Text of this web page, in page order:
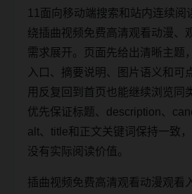
11面向移动端搜索和站内连续阅
绕插曲视频免费高清观看动漫、
需求展开。页面先给出清晰主题
入口、摘要说明、图片语义和可
用反复回到首页也能继续浏览同
优先保证标题、description、
alt、title和正文关键词保持一致
没有实际阅读价值。
插曲视频免费高清观看动漫观看